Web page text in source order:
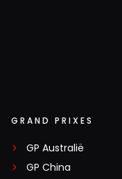
GRAND PRIXES
GP Australië
GP China